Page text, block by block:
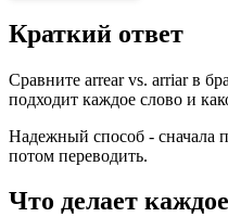
Краткий ответ
Сравните arrear vs. arriar в
подходит каждое слово и
Надежный способ - сначала
потом переводить.
Что делает